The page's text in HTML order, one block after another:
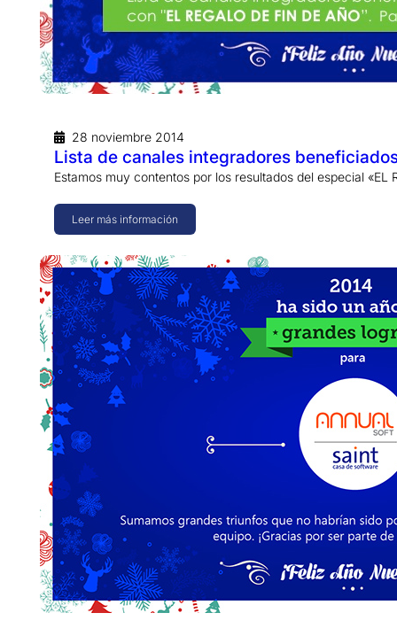
28 noviembre 2014
Lista de canales integradores beneficiados
Estamos muy contentos por los resultados del especial
Leer más información